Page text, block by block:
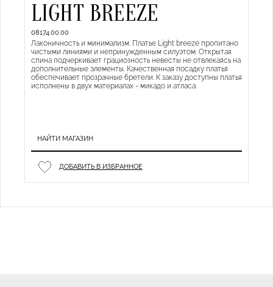
LIGHT BREEZE
08174.00.00
Лаконичность и минимализм. Платье Light breeze пропитано
чистыми линиями и непринужденным силуэтом. Открытая
спина подчеркивает грациозность невесты не отвлекаясь на
дополнительные элементы. Качественная посадку платья
обеспечивает прозрачные бретели. К заказу доступны платья
исполнены в двух материалах - микадо и атласа.
НАЙТИ МАГАЗИН
ДОБАВИТЬ В ИЗБРАННОЕ